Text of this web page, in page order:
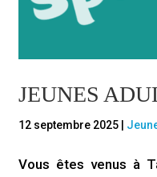
JEUNES
12 septembre 2025
Vous êtes venus à